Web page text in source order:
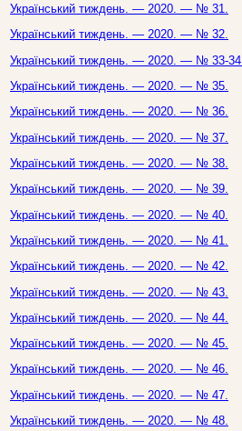
Український тиждень. — 2020. — № 31.
Український тиждень. — 2020. — № 32.
Український тиждень. — 2020. — № 33-34.
Український тиждень. — 2020. — № 35.
Український тиждень. — 2020. — № 36.
Український тиждень. — 2020. — № 37.
Український тиждень. — 2020. — № 38.
Український тиждень. — 2020. — № 39.
Український тиждень. — 2020. — № 40.
Український тиждень. — 2020. — № 41.
Український тиждень. — 2020. — № 42.
Український тиждень. — 2020. — № 43.
Український тиждень. — 2020. — № 44.
Український тиждень. — 2020. — № 45.
Український тиждень. — 2020. — № 46.
Український тиждень. — 2020. — № 47.
Український тиждень. — 2020. — № 48.